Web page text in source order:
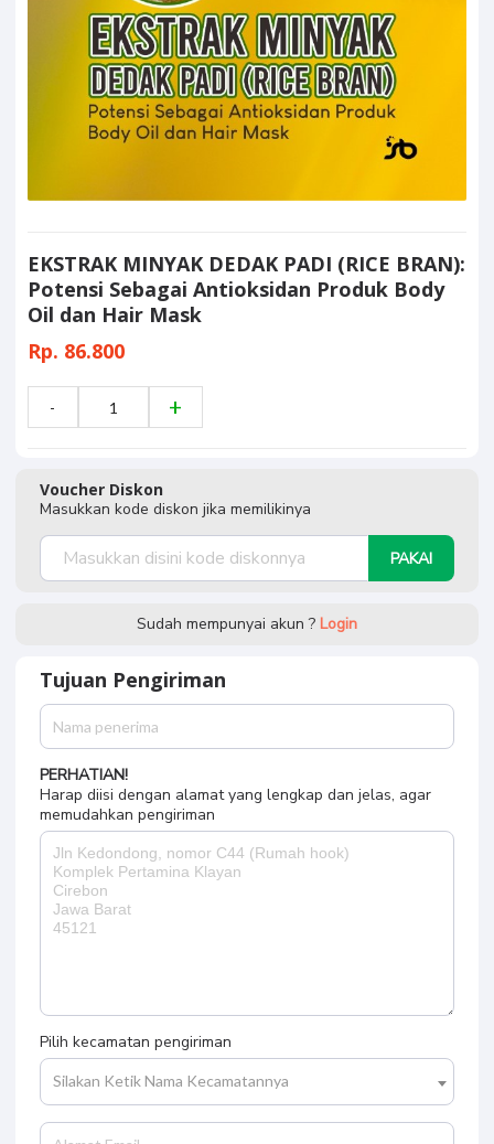
EKSTRAK MINYAK DEDAK PADI (RICE BRAN):
Potensi Sebagai Antioksidan Produk Body
Oil dan Hair Mask
Rp. 86.800
Voucher Diskon
Masukkan kode diskon jika memilikinya
PAKAI
Sudah mempunyai akun ? Login
Tujuan Pengiriman
PERHATIAN!
Harap diisi dengan alamat yang lengkap dan jelas, agar
memudahkan pengiriman
Pilih kecamatan pengiriman
Silakan Ketik Nama Kecamatannya